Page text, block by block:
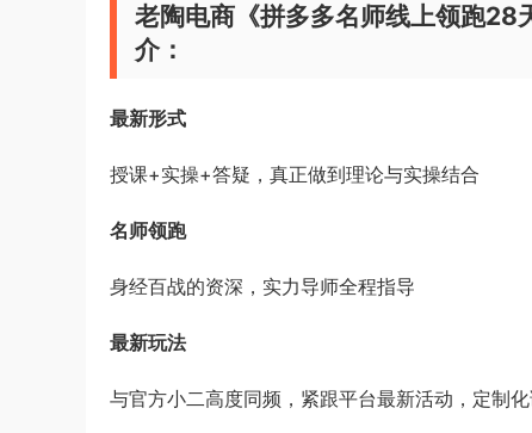
老陶电商《拼多多名师线上领跑28
介：
最新形式
授课+实操+答疑，真正做到理论与实操结合
名师领跑
身经百战的资深，实力导师全程指导
最新玩法
与官方小二高度同频，紧跟平台最新活动，定制